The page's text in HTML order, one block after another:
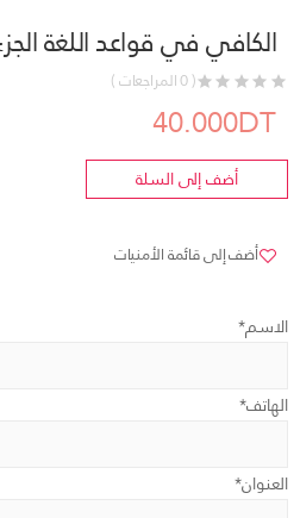
الكافي في قواعد اللغة
( 0 المراجعات )
40.000DT
أضف إلى السلة
أضف إلى قائمة الأمنيات
الاسم*
الهاتف*
العنوان*